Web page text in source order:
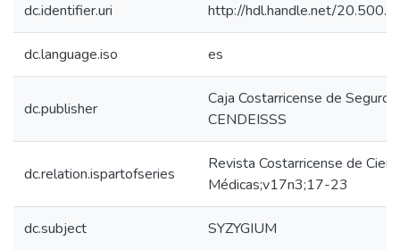
dc.identifier.uri http://hdl.handle.net/
dc.language.iso es
dc.publisher
Caja Costarricense de Seguro
CENDEISSS
dc.relation.ispartofseries
Revista Costarricense de
Médicas;v17n3;17-23
dc.subject SYZYGIUM